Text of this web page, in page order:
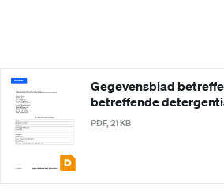
Gegevensblad
betreffende
PDF, 21 KB